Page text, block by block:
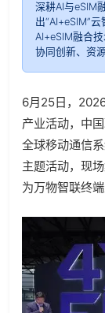
深耕AI与eSIM
出“AI+eSIM”
AI+eSIM融合
协同创新、资
6月25日，
产业活动，中
全球移动通信
主题活动，现
为万物智联终